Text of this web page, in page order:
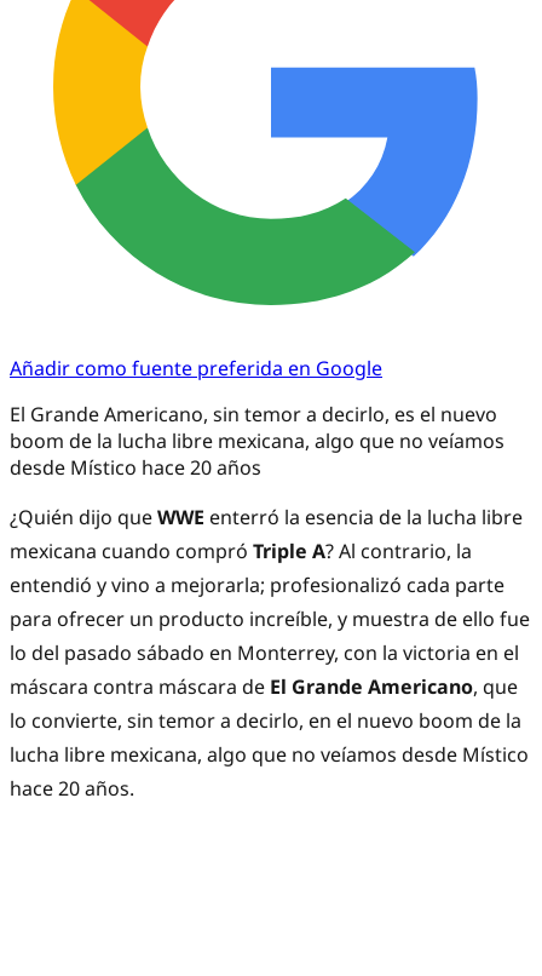
Añadir como fuente preferida en Google
El Grande Americano, sin temor a decirlo, es el nuevo
boom de la lucha libre mexicana, algo que no veíamos
desde Místico hace 20 años
¿Quién dijo queWWE enterró la esencia de la lucha libre
mexicana cuando compró Triple A? Al contrario, la
entendió y vino a mejorarla; profesionalizó cada parte
para ofrecer un producto increíble, y muestra de ello fue
lo del pasado sábado en Monterrey, con la victoria en el
máscara contra máscara de El Grande Americano, que
lo convierte, sin temor a decirlo, en el nuevo boom de la
lucha libre mexicana, algo que no veíamos desde Místico
hace 20 años.